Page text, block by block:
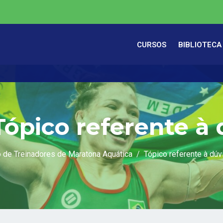
CURSOS BIBLIOTECA
referente à
Treinadores de Maratona Aquática Tópico referente à